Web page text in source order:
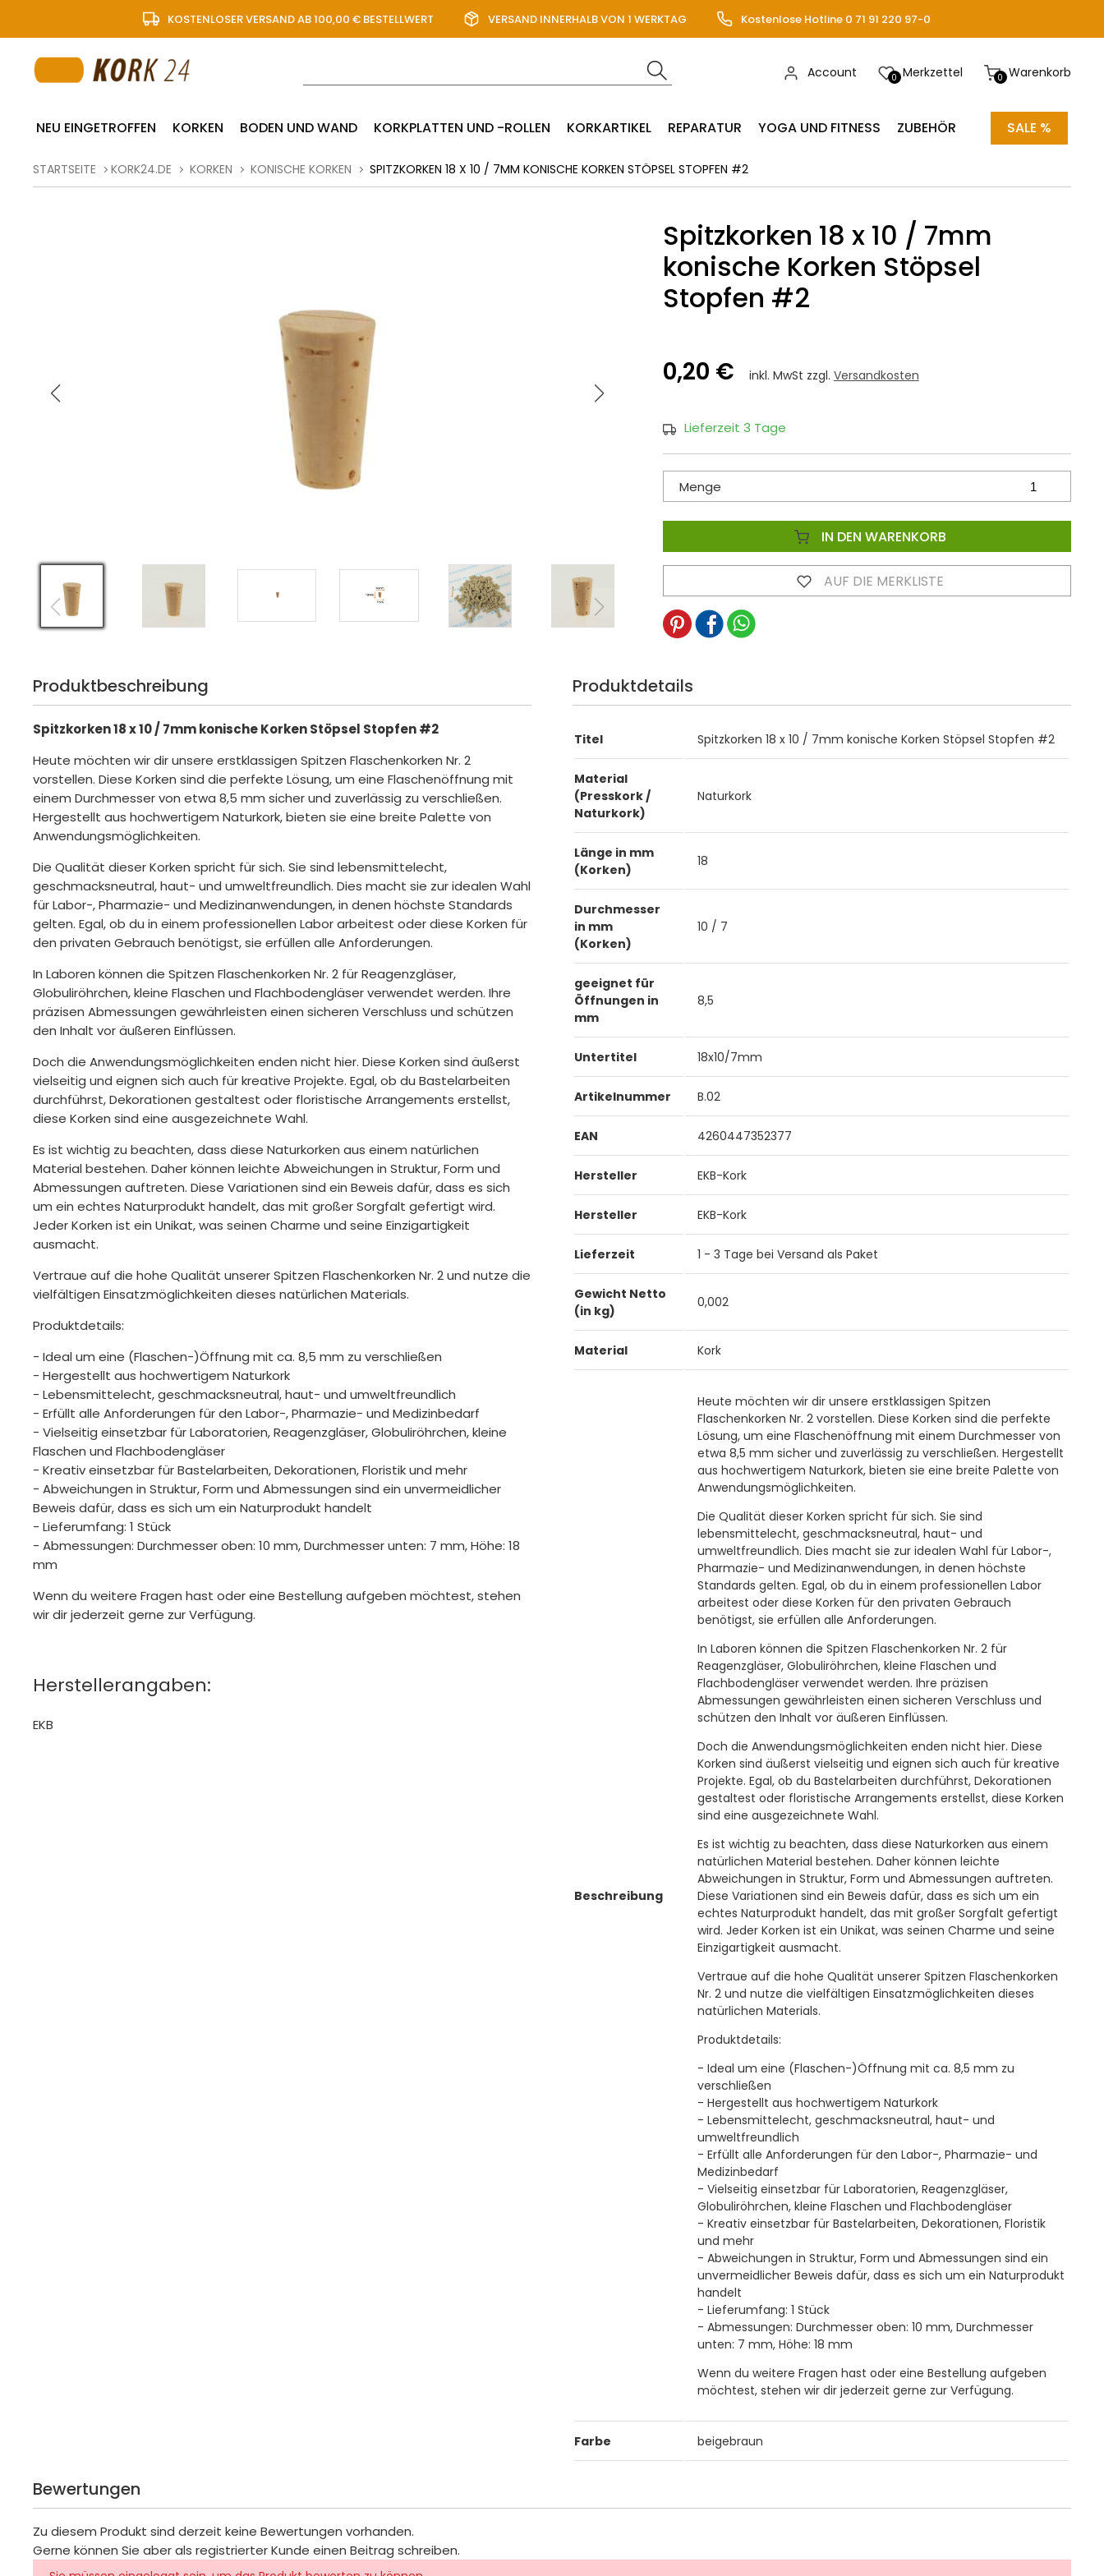
KOSTENLOSER VERSAND AB 100,00 € BESTELLWERT VERSAND INNERHALB VON 1 WERKTAG Kostenlose Hotline 0 71 91 220 97-0
0 Warenkorb
0 Merkzettel
Account
NEU EINGETROFFEN KORKEN BODEN UND WAND KORKPLATTEN UND -ROLLEN KORKARTIKEL REPARATUR YOGA UND FITNESS ZUBEHÖR SALE %
STARTSEITE KORK24.DE KORKEN KONISCHE KORKEN SPITZKORKEN 18 X 10 / 7MM KONISCHE KORKEN STÖPSEL STOPFEN #2
Spitzkorken 18 x 10 / 7mm
konische Korken Stöpsel
Stopfen #2
0,20 € inkl. MwSt zzgl. Versandkosten
Lieferzeit 3 Tage
Menge
IN DEN WARENKORB
AUF DIE MERKLISTE
Produktbeschreibung
Spitzkorken 18 x 10 / 7mm konische Korken Stöpsel Stopfen #2
Heute möchten wir dir unsere erstklassigen Spitzen Flaschenkorken Nr. 2
vorstellen. Diese Korken sind die perfekte Lösung, um eine Flaschenöffnung mit
einem Durchmesser von etwa 8,5 mm sicher und zuverlässig zu verschließen.
Hergestellt aus hochwertigem Naturkork, bieten sie eine breite Palette von
Anwendungsmöglichkeiten.
Die Qualität dieser Korken spricht für sich. Sie sind lebensmittelecht,
geschmacksneutral, haut- und umweltfreundlich. Dies macht sie zur idealen Wahl
für Labor-, Pharmazie- und Medizinanwendungen, in denen höchste Standards
gelten. Egal, ob du in einem professionellen Labor arbeitest oder diese Korken für
den privaten Gebrauch benötigst, sie erfüllen alle Anforderungen.
In Laboren können die Spitzen Flaschenkorken Nr. 2 für Reagenzgläser,
Globuliröhrchen, kleine Flaschen und Flachbodengläser verwendet werden. Ihre
präzisen Abmessungen gewährleisten einen sicheren Verschluss und schützen
den Inhalt vor äußeren Einflüssen.
Doch die Anwendungsmöglichkeiten enden nicht hier. Diese Korken sind äußerst
vielseitig und eignen sich auch für kreative Projekte. Egal, ob du Bastelarbeiten
durchführst, Dekorationen gestaltest oder floristische Arrangements erstellst,
diese Korken sind eine ausgezeichnete Wahl.
Es ist wichtig zu beachten, dass diese Naturkorken aus einem natürlichen
Material bestehen. Daher können leichte Abweichungen in Struktur, Form und
Abmessungen auftreten. Diese Variationen sind ein Beweis dafür, dass es sich
um ein echtes Naturprodukt handelt, das mit großer Sorgfalt gefertigt wird.
Jeder Korken ist ein Unikat, was seinen Charme und seine Einzigartigkeit
ausmacht.
Vertraue auf die hohe Qualität unserer Spitzen Flaschenkorken Nr. 2 und nutze die
vielfältigen Einsatzmöglichkeiten dieses natürlichen Materials.
Produktdetails:
- Ideal um eine (Flaschen-)Öffnung mit ca. 8,5 mm zu verschließen
- Hergestellt aus hochwertigem Naturkork
- Lebensmittelecht, geschmacksneutral, haut- und umweltfreundlich
- Erfüllt alle Anforderungen für den Labor-, Pharmazie- und Medizinbedarf
- Vielseitig einsetzbar für Laboratorien, Reagenzgläser, Globuliröhrchen, kleine
Flaschen und Flachbodengläser
- Kreativ einsetzbar für Bastelarbeiten, Dekorationen, Floristik und mehr
- Abweichungen in Struktur, Form und Abmessungen sind ein unvermeidlicher
Beweis dafür, dass es sich um ein Naturprodukt handelt
- Lieferumfang: 1 Stück
- Abmessungen: Durchmesser oben: 10 mm, Durchmesser unten: 7 mm, Höhe: 18
mm
Wenn du weitere Fragen hast oder eine Bestellung aufgeben möchtest, stehen
wir dir jederzeit gerne zur Verfügung.
Herstellerangaben:
EKB
Produktdetails
Titel Spitzkorken 18 x 10 / 7mm konische Korken Stöpsel Stopfen #2
Material
(Presskork /
Naturkork)
Naturkork
Länge in mm
(Korken)
18
Durchmesser
in mm
(Korken)
10 / 7
geeignet für
Öffnungen in
mm
8,5
Untertitel 18x10/7mm
Artikelnummer B.02
EAN 4260447352377
Hersteller EKB-Kork
Hersteller EKB-Kork
Lieferzeit 1 - 3 Tage bei Versand als Paket
Gewicht Netto
(in kg)
0,002
Material Kork
Beschreibung
Heute möchten wir dir unsere erstklassigen Spitzen
Flaschenkorken Nr. 2 vorstellen. Diese Korken sind die perfekte
Lösung, um eine Flaschenöffnung mit einem Durchmesser von
etwa 8,5 mm sicher und zuverlässig zu verschließen. Hergestellt
aus hochwertigem Naturkork, bieten sie eine breite Palette von
Anwendungsmöglichkeiten.
Die Qualität dieser Korken spricht für sich. Sie sind
lebensmittelecht, geschmacksneutral, haut- und
umweltfreundlich. Dies macht sie zur idealen Wahl für Labor-,
Pharmazie- und Medizinanwendungen, in denen höchste
Standards gelten. Egal, ob du in einem professionellen Labor
arbeitest oder diese Korken für den privaten Gebrauch
benötigst, sie erfüllen alle Anforderungen.
In Laboren können die Spitzen Flaschenkorken Nr. 2 für
Reagenzgläser, Globuliröhrchen, kleine Flaschen und
Flachbodengläser verwendet werden. Ihre präzisen
Abmessungen gewährleisten einen sicheren Verschluss und
schützen den Inhalt vor äußeren Einflüssen.
Doch die Anwendungsmöglichkeiten enden nicht hier. Diese
Korken sind äußerst vielseitig und eignen sich auch für kreative
Projekte. Egal, ob du Bastelarbeiten durchführst, Dekorationen
gestaltest oder floristische Arrangements erstellst, diese Korken
sind eine ausgezeichnete Wahl.
Es ist wichtig zu beachten, dass diese Naturkorken aus einem
natürlichen Material bestehen. Daher können leichte
Abweichungen in Struktur, Form und Abmessungen auftreten.
Diese Variationen sind ein Beweis dafür, dass es sich um ein
echtes Naturprodukt handelt, das mit großer Sorgfalt gefertigt
wird. Jeder Korken ist ein Unikat, was seinen Charme und seine
Einzigartigkeit ausmacht.
Vertraue auf die hohe Qualität unserer Spitzen Flaschenkorken
Nr. 2 und nutze die vielfältigen Einsatzmöglichkeiten dieses
natürlichen Materials.
Produktdetails:
- Ideal um eine (Flaschen-)Öffnung mit ca. 8,5 mm zu
verschließen
- Hergestellt aus hochwertigem Naturkork
- Lebensmittelecht, geschmacksneutral, haut- und
umweltfreundlich
- Erfüllt alle Anforderungen für den Labor-, Pharmazie- und
Medizinbedarf
- Vielseitig einsetzbar für Laboratorien, Reagenzgläser,
Globuliröhrchen, kleine Flaschen und Flachbodengläser
- Kreativ einsetzbar für Bastelarbeiten, Dekorationen, Floristik
und mehr
- Abweichungen in Struktur, Form und Abmessungen sind ein
unvermeidlicher Beweis dafür, dass es sich um ein Naturprodukt
handelt
- Lieferumfang: 1 Stück
- Abmessungen: Durchmesser oben: 10 mm, Durchmesser
unten: 7 mm, Höhe: 18 mm
Wenn du weitere Fragen hast oder eine Bestellung aufgeben
möchtest, stehen wir dir jederzeit gerne zur Verfügung.
Farbe beigebraun
Bewertungen
Zu diesem Produkt sind derzeit keine Bewertungen vorhanden.
Gerne können Sie aber als registrierter Kunde einen Beitrag schreiben.